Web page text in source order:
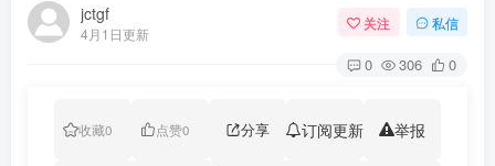
jctgf
4月1日更新
关注 私信
0 306 0
收藏0 点赞0 分享 订阅更新 举报